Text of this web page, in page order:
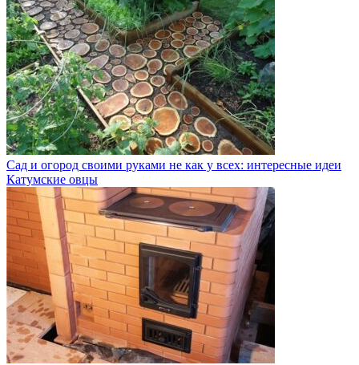
Сад и огород своими руками не как у всех: интересные идеи
Катумские овцы